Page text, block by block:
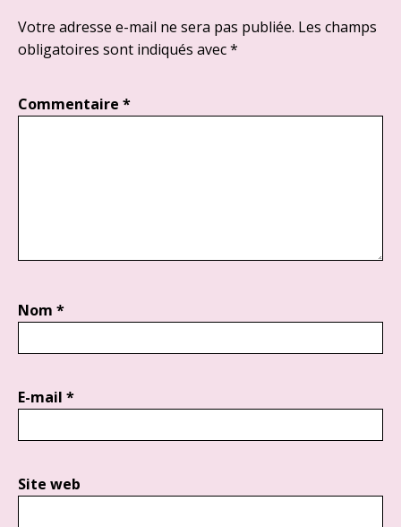
Votre adresse e-mail ne sera pas publiée. Les champs
obligatoires sont indiqués avec*
Commentaire *
Nom *
E-mail *
Site web